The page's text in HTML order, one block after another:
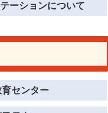
ーションについて
センター